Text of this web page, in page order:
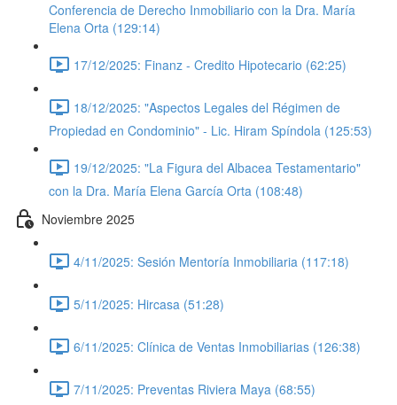
Conferencia de Derecho Inmobiliario con la Dra. María
Elena Orta (129:14)
17/12/2025: Finanz - Credito Hipotecario (62:25)
18/12/2025: "Aspectos Legales del Régimen de
Propiedad en Condominio" - Lic. Hiram Spíndola (125:53)
19/12/2025: "La Figura del Albacea Testamentario"
con la Dra. María Elena García Orta (108:48)
Noviembre 2025
4/11/2025: Sesión Mentoría Inmobiliaria (117:18)
5/11/2025: Hircasa (51:28)
6/11/2025: Clínica de Ventas Inmobiliarias (126:38)
7/11/2025: Preventas Riviera Maya (68:55)